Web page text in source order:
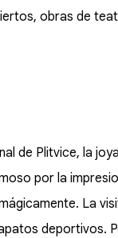
obras de
de Plitvice, la
por la
La
deportivos.